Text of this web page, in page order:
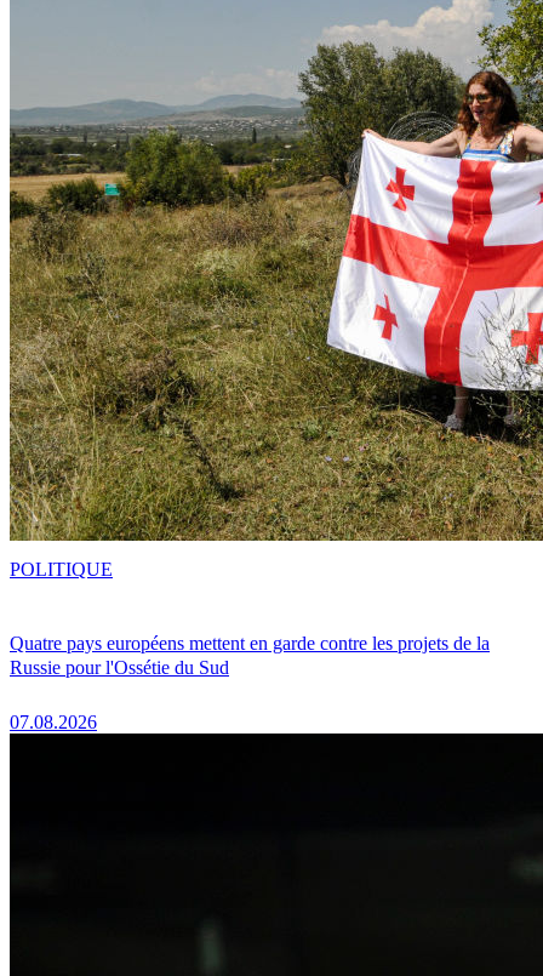
Quatre pays européens mettent en garde contre les projets de la
Russie pour l'Ossétie du Sud
07.08.2026
POLITIQUE